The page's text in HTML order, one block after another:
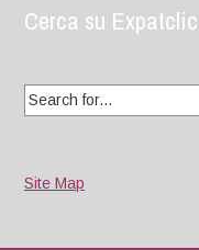
Cerca su Expatclic
Search
for:
Site Map